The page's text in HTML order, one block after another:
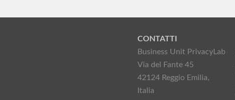
CONTATTI
Business Unit PrivacyLab
Via del Fante 45
42124 Reggio Emilia,
Italia